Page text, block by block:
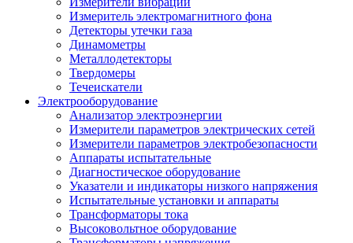
Измеритель электромагнитного фона
Детекторы утечки газа
Динамометры
Металлодетекторы
Твердомеры
Течеискатели
Электрооборудование
Анализатор электроэнергии
Измерители параметров электрических сетей
Измерители параметров электробезопасности
Аппараты испытательные
Диагностическое оборудование
Указатели и индикаторы низкого напряжения
Испытательные установки и аппараты
Трансформаторы тока
Высоковольтное оборудование